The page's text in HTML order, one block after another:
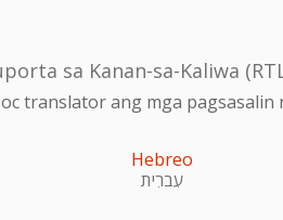
sa Kanan-sa-Kaliwa
translator ang mga
Hebreo
עִברִית